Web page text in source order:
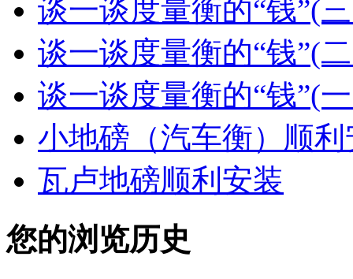
谈一谈度量衡的“钱”(
谈一谈度量衡的“钱”(
谈一谈度量衡的“钱”(
小地磅（汽车衡）顺利
瓦卢地磅顺利安装
您的浏览历史